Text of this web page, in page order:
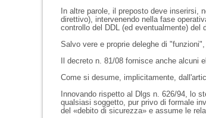
In altre parole, il preposto deve inserirsi,
direttivo), intervenendo nella fase
controllo del DDL (ed eventualmente) del
Salvo vere e proprie deleghe di
Il decreto n. 81/08 fornisce anche alcuni
Come si desume, implicitamente,
Innovando rispetto al Dlgs n. 626/94, lo
qualsiasi soggetto, pur privo di formale
del «debito di sicurezza» e assume le